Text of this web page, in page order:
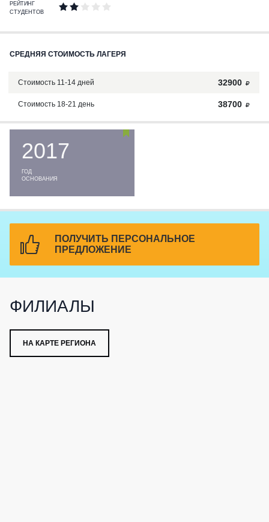
РЕЙТИНГ
СТУДЕНТОВ
СРЕДНЯЯ СТОИМОСТЬ ЛАГЕРЯ
Стоимость 11-14 дней 32900
Стоимость 18-21 день 38700
2017
ГОД
ОСНОВАНИЯ
ПОЛУЧИТЬ ПЕРСОНАЛЬНОЕ
ПРЕДЛОЖЕНИЕ
ФИЛИАЛЫ
НА КАРТЕ РЕГИОНА